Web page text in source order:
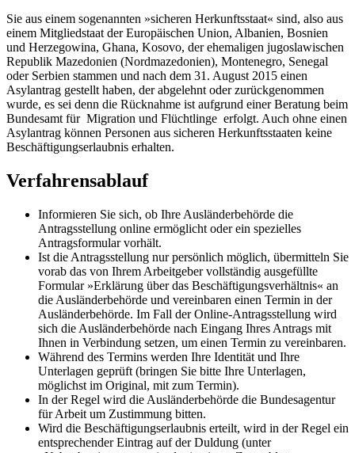
Sie aus einem sogenannten »sicheren Herkunftsstaat« sind, also aus
einem Mitgliedstaat der Europäischen Union, Albanien, Bosnien
und Herzegowina, Ghana, Kosovo, der ehemaligen jugoslawischen
Republik Mazedonien (Nordmazedonien), Montenegro, Senegal
oder Serbien stammen und nach dem 31. August 2015 einen
Asylantrag gestellt haben, der abgelehnt oder zurückgenommen
wurde, es sei denn die Rücknahme ist aufgrund einer Beratung beim
Bundesamt für Migration und Flüchtlinge erfolgt. Auch ohne einen
Asylantrag können Personen aus sicheren Herkunftsstaaten keine
Beschäftigungserlaubnis erhalten.
Verfahrensablauf
Informieren Sie sich, ob Ihre Ausländerbehörde die
Antragsstellung online ermöglicht oder ein spezielles
Antragsformular vorhält.
Ist die Antragsstellung nur persönlich möglich, übermitteln Sie
vorab das von Ihrem Arbeitgeber vollständig ausgefüllte
Formular »Erklärung über das Beschäftigungsverhältnis« an
die Ausländerbehörde und vereinbaren einen Termin in der
Ausländerbehörde. Im Fall der Online-Antragsstellung wird
sich die Ausländerbehörde nach Eingang Ihres Antrags mit
Ihnen in Verbindung setzen, um einen Termin zu vereinbaren.
Während des Termins werden Ihre Identität und Ihre
Unterlagen geprüft (bringen Sie bitte Ihre Unterlagen,
möglichst im Original, mit zum Termin).
In der Regel wird die Ausländerbehörde die Bundesagentur
für Arbeit um Zustimmung bitten.
Wird die Beschäftigungserlaubnis erteilt, wird in der Regel ein
entsprechender Eintrag auf der Duldung (unter